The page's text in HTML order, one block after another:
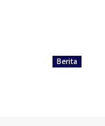
Berita